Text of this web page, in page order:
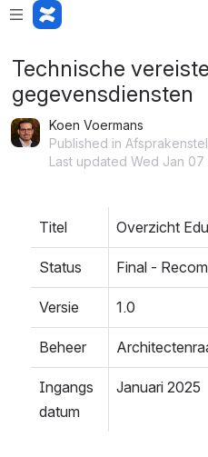
Technische
gegevensdiensten
Koen Voermans
Published in
Last updated Wed Jan 07
Titel Overzicht
Status Final -
Versie 1.0
Beheer
Ingangs
datum
Januari 2025